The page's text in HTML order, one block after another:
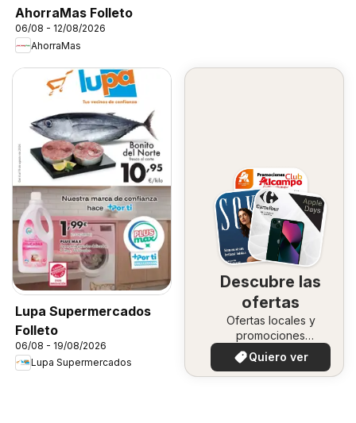
AhorraMas Folleto
06/08 - 12/08/2026
AhorraMas
Lupa Supermercados
Folleto
06/08 - 19/08/2026
Lupa Supermercados
Descubre las
ofertas
Ofertas locales y
promociones
especiales.
Quiero ver